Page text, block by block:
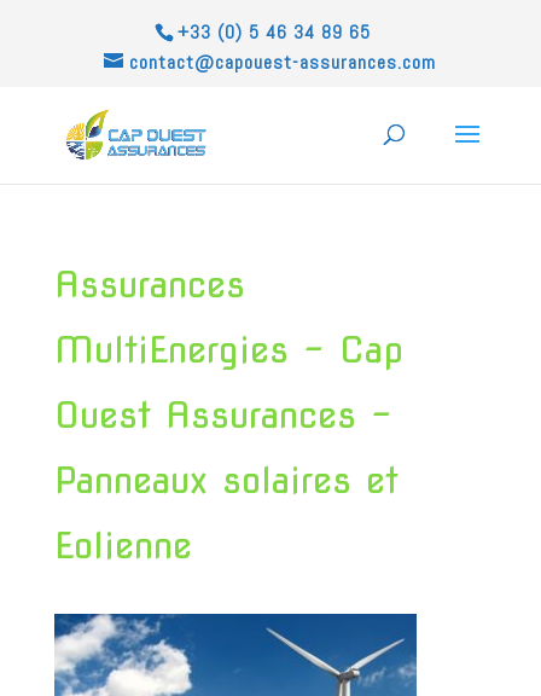
+33 (0) 5 46 34 89 65
contact@capouest-assurances.com
Assurances
MultiEnergies – Cap
Ouest Assurances –
Panneaux solaires et
Eolienne